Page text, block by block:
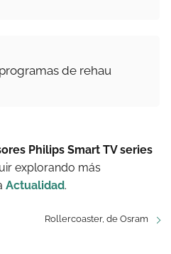
de rehau
Philips Smart TV series
explorando más
Actualidad.
Rollercoaster, de Osram